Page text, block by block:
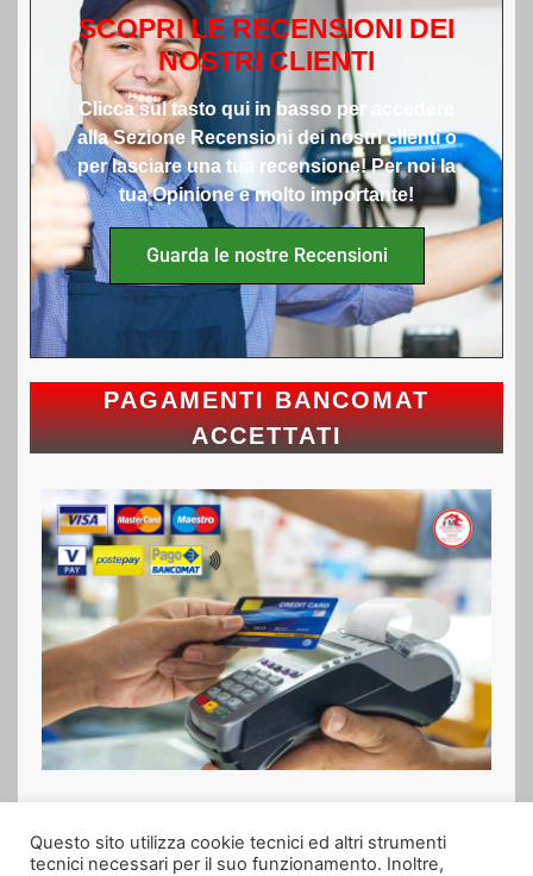
SCOPRI LE RECENSIONI DEI
NOSTRI CLIENTI
Clicca sul tasto qui in basso per accedere
alla Sezione Recensioni dei nostri clienti o
per lasciare una tua recensione! Per noi la
tua Opinione e molto importante!
Guarda le nostre Recensioni
PAGAMENTI BANCOMAT
ACCETTATI
Questo sito utilizza cookie tecnici ed altri strumenti
tecnici necessari per il suo funzionamento. Inoltre,